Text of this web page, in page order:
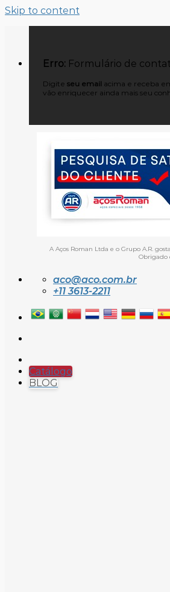
Skip to content
Erro: Formulário de
Digite seu email acima e receba
vão enriquecer ainda mais seu
A Aços Roman Ltda e o Grupo A.R.
Obrigado
aco@aco.com.br
+11 3613-2211
Catálogo
BLOG